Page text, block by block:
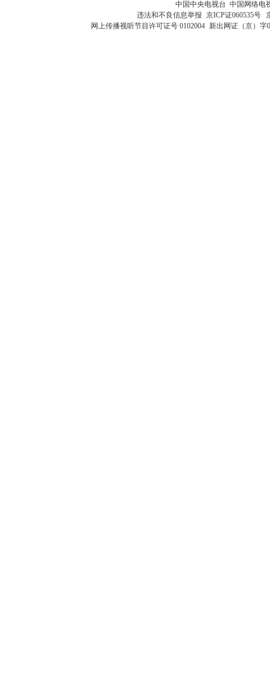
中国中央电视台 中国网络电
违法和不良信息举报 京ICP证060535号
网上传播视听节目许可证号 0102004 新出网证（京）